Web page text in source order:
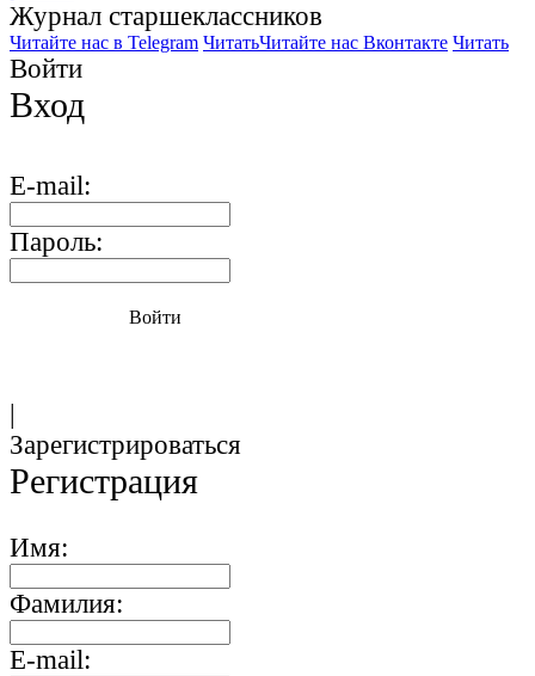
Журнал старшекласcников
Читайте нас в Telegram ЧитатьЧитайте нас Вконтакте Читать
Войти
Вход
E-mail:
Пароль:
Войти
|
Зарегистрироваться
Регистрация
Имя:
Фамилия:
E-mail: